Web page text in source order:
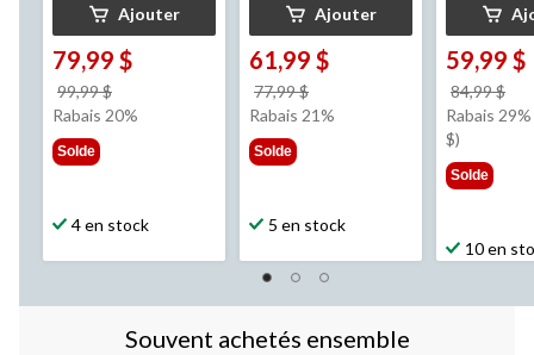
Ajouter
79,99 $
99,99 $
était
Rabais 20%
Solde
4 en stock
Ajouter
61,99 $
77,99 $
était
Rabais 21%
Solde
5 en stock
59,99 $
84,99 $
Rabais
$)
Solde
10 en
Souvent achetés ensemble